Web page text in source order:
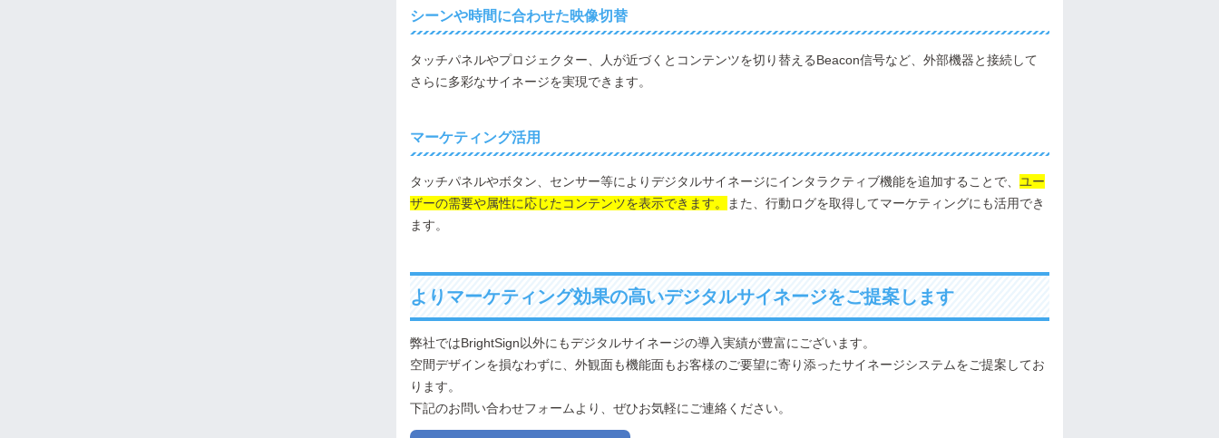
シーンや時間に合わせた映像切替
タッチパネルやプロジェクター、人が近づくとコンテンツを切り替えるBeacon信号など、外部機器と接続して
さらに多彩なサイネージを実現できます。
マーケティング活用
タッチパネルやボタン、センサー等によりデジタルサイネージにインタラクティブ機能を追加することで、 ユー
ザーの需要や属性に応じたコンテンツを表示できます。
また、行動ログを取得してマーケティングにも活用でき
ます。
よりマーケティング効果の高いデジタルサイネージをご提案します
弊社ではBrightSign以外にもデジタルサイネージの導入実績が豊富にございます。
空間デザインを損なわずに、外観面も機能面もお客様のご要望に寄り添ったサイネージシステムをご提案してお
ります。
下記のお問い合わせフォームより、ぜひお気軽にご連絡ください。